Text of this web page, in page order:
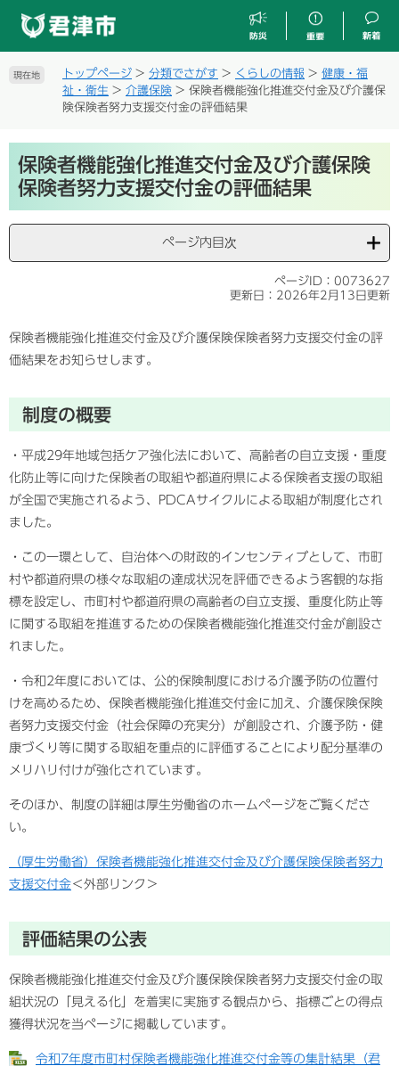
す
し
現在地 トップページ > 分類でさがす > くらしの情報 > 健康・福
祉・衛生 > 介護保険 > 保険者機能強化推進交付金及び介護保
険保険者努力支援交付金の評価結果
文保険者機能強化推進交付金及び介護保険
保険者努力支援交付金の評価結果
ページ内目次
ページID：0073627
更新日：2026年2月13日更新
保険者機能強化推進交付金及び介護保険保険者努力支援交付金の評
価結果をお知らせします。
制度の概要
・平成29年地域包括ケア強化法において、高齢者の自立支援・重度
化防止等に向けた保険者の取組や都道府県による保険者支援の取組
が全国で実施されるよう、PDCAサイクルによる取組が制度化され
ました。
・この一環として、自治体への財政的インセンティブとして、市町
村や都道府県の様々な取組の達成状況を評価できるよう客観的な指
標を設定し、市町村や都道府県の高齢者の自立支援、重度化防止等
に関する取組を推進するための保険者機能強化推進交付金が創設さ
れました。
・令和2年度においては、公的保険制度における介護予防の位置付
けを高めるため、保険者機能強化推進交付金に加え、介護保険保険
者努力支援交付金（社会保障の充実分）が創設され、介護予防・健
康づくり等に関する取組を重点的に評価することにより配分基準の
メリハリ付けが強化されています。
そのほか、制度の詳細は厚生労働省のホームページをご覧くださ
い。
（厚生労働省）保険者機能強化推進交付金及び介護保険保険者努力
支援交付金＜外部リンク＞
評価結果の公表
保険者機能強化推進交付金及び介護保険保険者努力支援交付金の取
組状況の「見える化」を着実に実施する観点から、指標ごとの得点
獲得状況を当ページに掲載しています。
令和7年度市町村保険者機能強化推進交付金等の集計結果（君